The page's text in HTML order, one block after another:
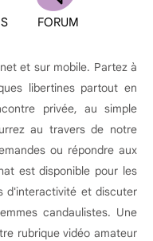
FORUM
et sur mobile. Partez à
libertines partout en
privée, au simple
au travers de notre
ou répondre aux
est disponible pour les
d'interactivité et discuter
candaulistes. Une
rubrique vidéo amateur